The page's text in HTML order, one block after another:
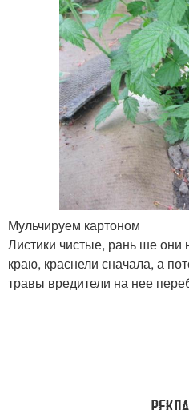
Мульчируем картоном
Листики чистые, рань ше они
краю, краснели сначала, а
травы вредители на нее